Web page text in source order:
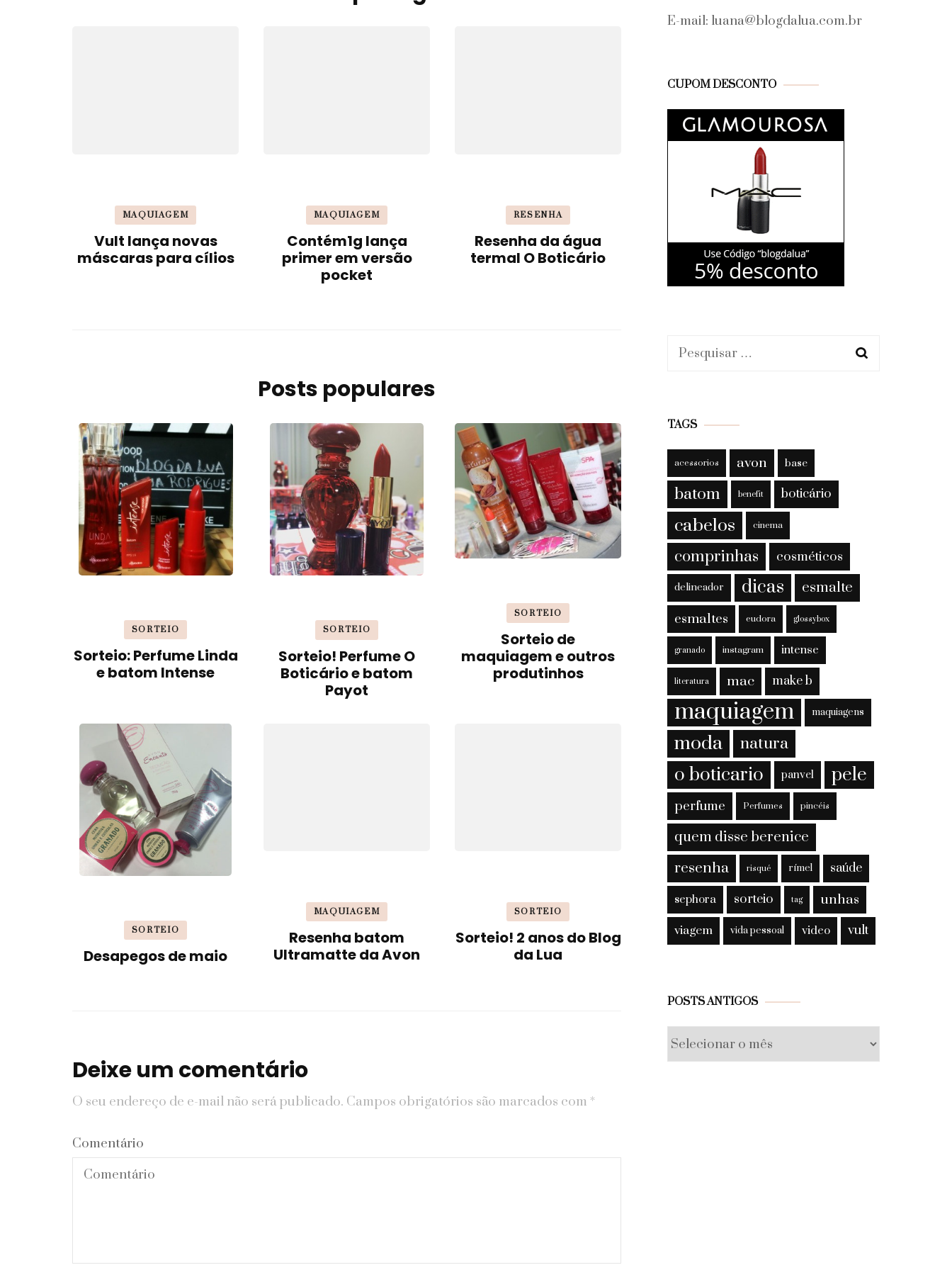
MAQUIAGEM
Vult lança novas
máscaras para cílios
MAQUIAGEM
Contém1g lança
primer em versão
pocket
RESENHA
Resenha da água
termal O Boticário
Posts populares
SORTEIO
Sorteio: Perfume Linda
e batom Intense
SORTEIO
Sorteio! Perfume O
Boticário e batom
Payot
SORTEIO
Sorteio de
maquiagem e outros
produtinhos
SORTEIO
Desapegos de maio
MAQUIAGEM
Resenha batom
Ultramatte da Avon
SORTEIO
Sorteio! 2 anos do Blog
da Lua
Deixe um comentário
O seu endereço de e-mail não será publicado. Campos obrigatórios são marcados com *
Comentário
E-mail: luana@blogdalua.com.br
CUPOM DESCONTO
Pesquisar
TAGS
acessorios avon base
batom benefit boticário
cabelos cinema
comprinhas cosméticos
delineador dicas esmalte
esmaltes eudora glossybox
granado instagram intense
literatura mac make b
maquiagem maquiagens
moda natura
o boticario panvel pele
perfume Perfumes pincéis
quem disse berenice
resenha risqué rímel saúde
sephora sorteio tag unhas
viagem vida pessoal video vult
POSTS ANTIGOS
Posts